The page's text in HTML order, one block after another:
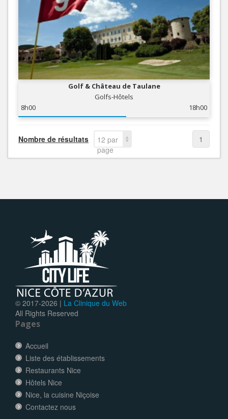
Golf & Château de Taulane
Golfs-Hôtels
8h00
18h00
Nombre de résultats
12 par
page
1
© 2017-2026 | La Clinique du Web
All Rights Reserved
Pages
Accueil
Liste des établissements
Restaurants Nice
Hôtels Nice
Nice, la cuisine Niçoise
Contactez nous